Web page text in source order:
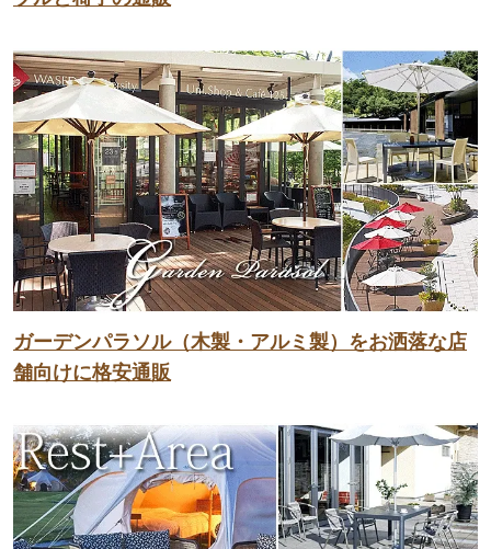
ガーデンパラソル（木製・アルミ製）をお洒落な店
舗向けに格安通販